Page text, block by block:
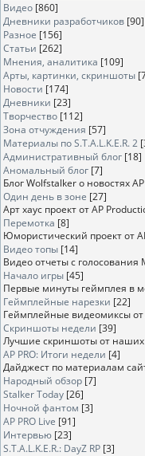
Видео [860]
Дневники разработчиков [90]
Разное [156]
Статьи [262]
Мнения, аналитика [109]
Арты, картинки, скриншоты
Новости [174]
Дневники [23]
Творчество [112]
Зона отчуждения [57]
Материалы по S.T.A.L.K.E.R. 2
Административный блог [18]
Аномальный блог [7]
Блог Wolfstalker о новостях
Один день в зоне [27]
Арт хаус проект от AP
Перемотка [8]
Юмористический проект от
Видео топы [14]
Видео отчеты с
Начало игры [45]
Первые минуты геймплея в
Геймплейные нарезки [22]
Геймплейные видеомиксы от
Скриншоты недели [39]
Лучшие скриншоты от наших
AP PRO: Итоги недели [4]
Дайджест по материалам
Народный обзор [7]
Stalker Today [26]
Ночной фантом [3]
AP PRO Live [91]
Интервью [23]
S.T.A.L.K.E.R.: DayZ RP [3]